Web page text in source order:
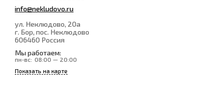
info@nekludovo.ru
ул. Неклюдово, 20а
г. Бор, пос. Неклюдово
606460 Россия
Мы работаем:
пн-вс: 08:00 — 20:00
Показать на карте